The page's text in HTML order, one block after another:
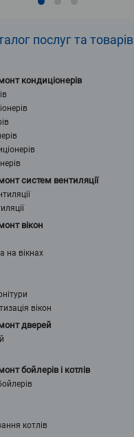
послуг та товарів
кондиціонерів
систем вентиляції
вікон
на вікнах
вікон
дверей
Обслуговування та ремонт бойлерів і котлів
котлів